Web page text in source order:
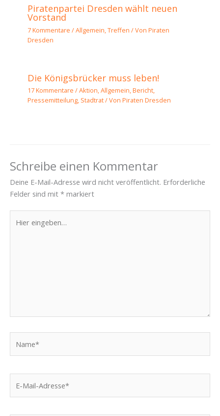
Piratenpartei Dresden wählt neuen
Vorstand
7 Kommentare /Allgemein,Treffen / VonPiraten
Dresden
Die Königsbrücker muss leben!
17 Kommentare /Aktion,Allgemein,Bericht,
Pressemitteilung, Stadtrat/ VonPiraten Dresden
Schreibe einen Kommentar
Deine E-Mail-Adresse wird nicht veröffentlicht. Erforderliche
Felder sind mit * markiert
eingeben…
Mail-